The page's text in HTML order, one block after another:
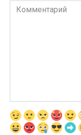
Комментарий